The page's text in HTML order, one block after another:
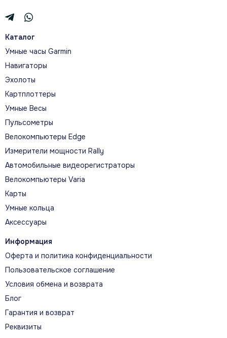
Каталог
Умные часы Garmin
Навигаторы
Эхолоты
Картплоттеры
Умные Весы
Пульсометры
Велокомпьютеры Edge
Измерители мощности Rally
Автомобильные видеорегистраторы
Велокомпьютеры Varia
Карты
Умные кольца
Аксессуары
Информация
Оферта и политика конфиденциальности
Пользовательское соглашение
Условия обмена и возврата
Блог
Гарантия и возврат
Реквизиты